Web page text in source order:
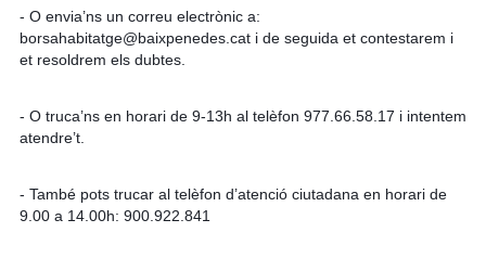
- O envia’ns un correu electrònic a:
borsahabitatge@baixpenedes.cat i de seguida et contestarem i
et resoldrem els dubtes.
- O truca’ns en horari de 9-13h al telèfon 977.66.58.17 i intentem
atendre’t.
- També pots trucar al telèfon d’atenció ciutadana en horari de
9.00 a 14.00h: 900.922.841